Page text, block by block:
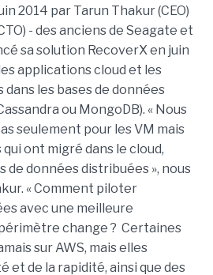
2014 par Tarun Thakur (CEO)
- des anciens de Seagate et
sa solution RecoverX en juin
applications cloud et les
les bases de données
ou MongoDB). « Nous
seulement pour les VM mais
ont migré dans le cloud,
de données distribuées », nous
« Comment piloter
avec une meilleure
change ? Certaines
sur AWS, mais elles
et de la rapidité, ainsi que des